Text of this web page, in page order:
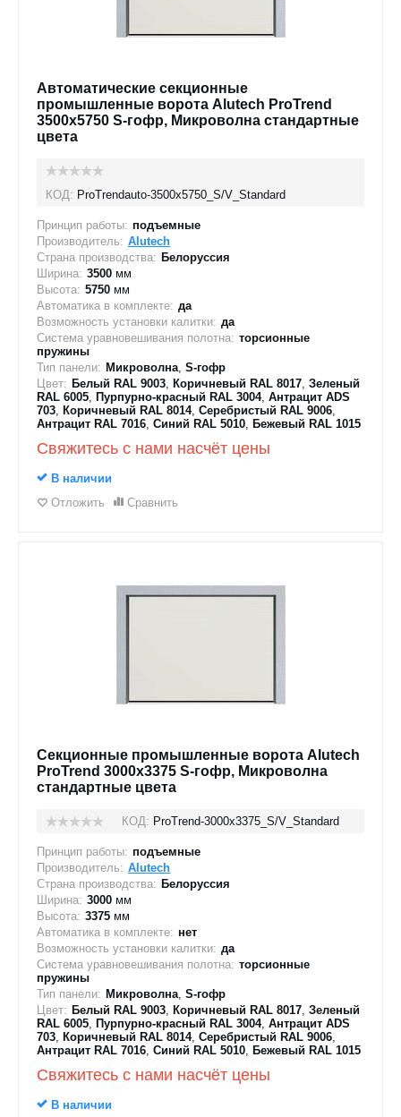
Автоматические секционные
промышленные ворота Alutech ProTrend
3500х5750 S-гофр, Микроволна стандартные
цвета
КОД: ProTrendauto-3500х5750_S/V_Standard
Принцип работы: подъемные
Производитель: Alutech
Страна производства: Белоруссия
Ширина: 3500 мм
Высота: 5750 мм
Автоматика в комплекте: да
Возможность установки калитки: да
Система уравновешивания полотна: торсионные
пружины
Тип панели: Микроволна, S-гофр
Цвет: Белый RAL 9003, Коричневый RAL 8017, Зеленый
RAL 6005, Пурпурно-красный RAL 3004, Антрацит ADS
703, Коричневый RAL 8014, Серебристый RAL 9006,
Антрацит RAL 7016, Синий RAL 5010, Бежевый RAL 1015
Свяжитесь с нами насчёт цены
В наличии
Отложить
Сравнить
Секционные промышленные ворота Alutech
ProTrend 3000х3375 S-гофр, Микроволна
стандартные цвета
КОД: ProTrend-3000х3375_S/V_Standard
Принцип работы: подъемные
Производитель: Alutech
Страна производства: Белоруссия
Ширина: 3000 мм
Высота: 3375 мм
Автоматика в комплекте: нет
Возможность установки калитки: да
Система уравновешивания полотна: торсионные
пружины
Тип панели: Микроволна, S-гофр
Цвет: Белый RAL 9003, Коричневый RAL 8017, Зеленый
RAL 6005, Пурпурно-красный RAL 3004, Антрацит ADS
703, Коричневый RAL 8014, Серебристый RAL 9006,
Антрацит RAL 7016, Синий RAL 5010, Бежевый RAL 1015
Свяжитесь с нами насчёт цены
В наличии